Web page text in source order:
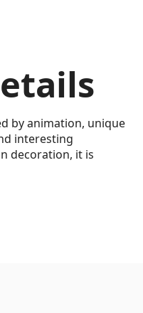
by animation, unique
interesting
decoration, it is